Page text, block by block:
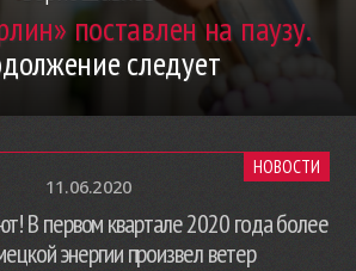
поставлен на паузу.
следует
НОВОСТИ
11.06.2020
В первом квартале 2020 года более
энергии произвел ветер